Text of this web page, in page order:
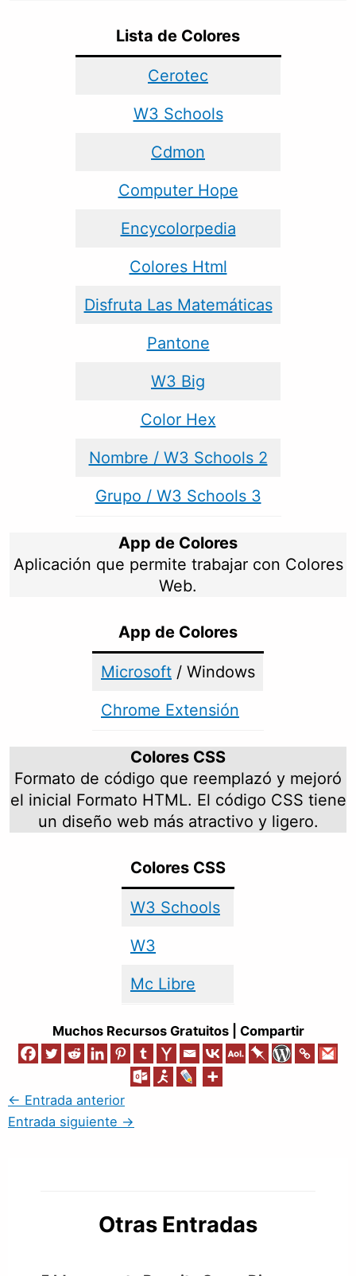
Lista de Colores
Cerotec
W3 Schools
Cdmon
Computer Hope
Encycolorpedia
Colores Html
Disfruta Las Matemáticas
Pantone
W3 Big
Color Hex
Nombre / W3 Schools 2
Grupo / W3 Schools 3
App de Colores
Aplicación que permite trabajar con Colores
Web.
App de Colores
Microsoft / Windows
Chrome Extensión
Colores CSS
Formato de código que reemplazó y mejoró
el inicial Formato HTML. El código CSS tiene
un diseño web más atractivo y ligero.
Colores CSS
W3 Schools
W3
Mc Libre
Muchos Recursos Gratuitos | Compartir
← Entrada anterior
Entrada siguiente →
Otras Entradas